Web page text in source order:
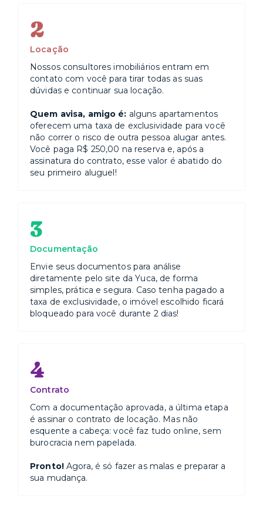
2
Locação
Nossos consultores imobiliários entram em
contato com você para tirar todas as suas
dúvidas e continuar sua locação.
Quem avisa, amigo é: alguns apartamentos
oferecem uma taxa de exclusividade para você
não correr o risco de outra pessoa alugar antes.
Você paga R$ 250,00 na reserva e, após a
assinatura do contrato, esse valor é abatido do
seu primeiro aluguel!
3
Documentação
Envie seus documentos para análise
diretamente pelo site da Yuca, de forma
simples, prática e segura. Caso tenha pagado a
taxa de exclusividade, o imóvel escolhido ficará
bloqueado para você durante 2 dias!
4
Contrato
Com a documentação aprovada, a última etapa
é assinar o contrato de locação. Mas não
esquente a cabeça: você faz tudo online, sem
burocracia nem papelada.
Pronto!Agora, é só fazer as malas e preparar a
sua mudança.